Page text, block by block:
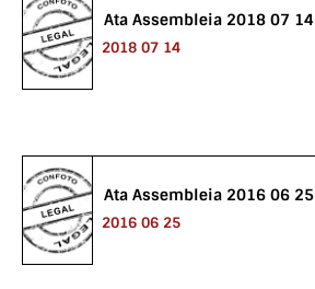
Ata Assembleia 2018 07 14
2018 07 14
Ata Assembleia 2016 06 25
2016 06 25